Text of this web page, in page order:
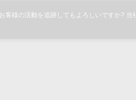
客様の活動を追跡してもよろしいですか?